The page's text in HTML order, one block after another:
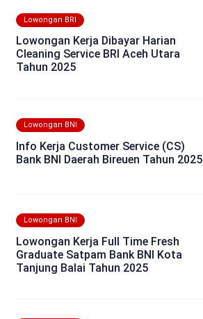
Lowongan BRI
Lowongan Kerja Dibayar Harian
Cleaning Service BRI Aceh Utara
Tahun 2025
Lowongan BNI
Info Kerja Customer Service (CS)
Bank BNI Daerah Bireuen Tahun 2025
Lowongan BNI
Lowongan Kerja Full Time Fresh
Graduate Satpam Bank BNI Kota
Tanjung Balai Tahun 2025